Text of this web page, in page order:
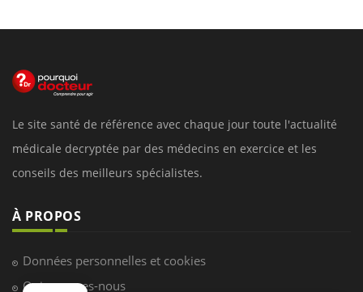
Le site santé de référence avec chaque jour toute l'actualité
médicale decryptée par des médecins en exercice et les
conseils des meilleurs spécialistes.
À PROPOS
Données personnelles et cookies
Qui sommes-nous